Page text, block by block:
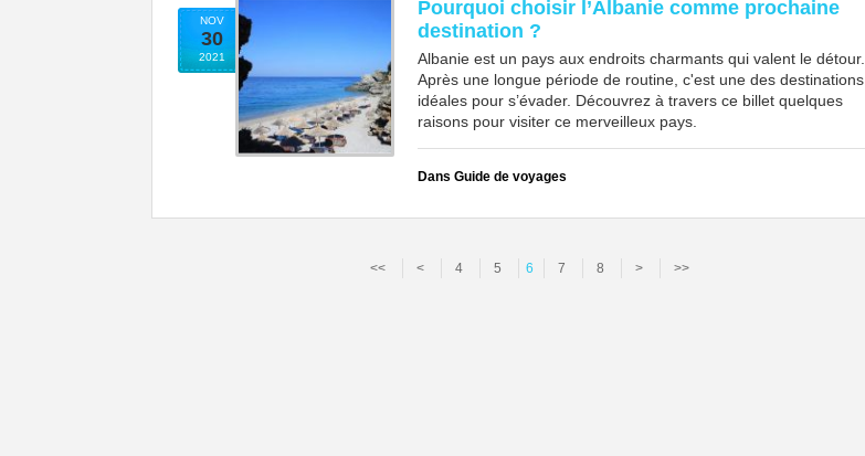
NOV
30
2021
Pourquoi choisir l’Albanie comme prochaine
destination ?
Albanie est un pays aux endroits charmants qui valent le détour.
Après une longue période de routine, c'est une des destinations
idéales pour s’évader. Découvrez à travers ce billet quelques
raisons pour visiter ce merveilleux pays.
Dans Guide de voyages
<< < 4 5 6 7 8 > >>